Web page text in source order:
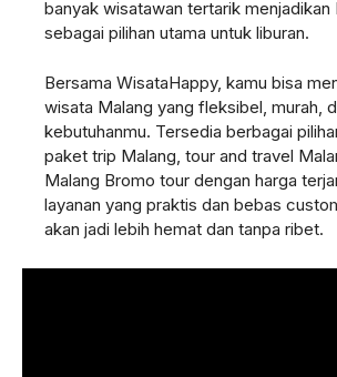
banyak wisatawan tertarik menjadikan
sebagai pilihan utama untuk liburan.
Bersama WisataHappy, kamu bisa
wisata Malang yang fleksibel, murah,
kebutuhanmu. Tersedia berbagai
paket trip Malang, tour and travel
Malang Bromo tour dengan harga
layanan yang praktis dan bebas
akan jadi lebih hemat dan tanpa ribet.